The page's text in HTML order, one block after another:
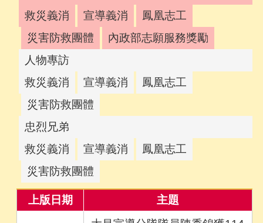
救災義消
宣導義消
鳳凰志工
災害防救團體
內政部志願服務獎勵
人物專訪
救災義消
宣導義消
鳳凰志工
災害防救團體
忠烈兄弟
救災義消
宣導義消
鳳凰志工
災害防救團體
上版日期 主題